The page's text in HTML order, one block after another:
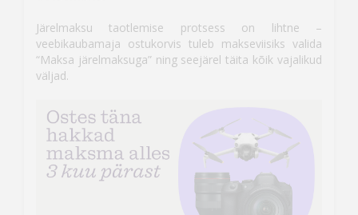
Järelmaksu taotlemise protsess on lihtne –
veebikaubamaja ostukorvis tuleb makseviisiks valida
“Maksa järelmaksuga” ning seejärel täita kõik vajalikud
väljad.